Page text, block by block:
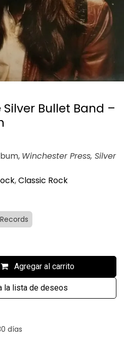
Bullet Band –
Winchester Press, Silver
,Classic Rock
Agregar al carrito
la lista de deseos
días